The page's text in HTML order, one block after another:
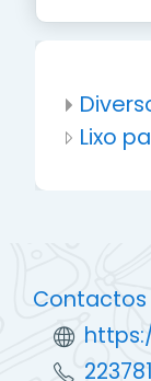
Lixo
Contactos